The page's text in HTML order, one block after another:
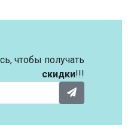
чтобы получать
скидки!!!